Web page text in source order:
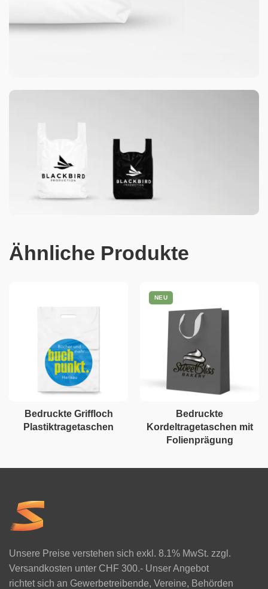
Ähnliche Produkte
Bedruckte Griffloch
Plastiktragetaschen
NEU
Bedruckte
Kordeltragetaschen mit
Folienprägung
Unsere Preise verstehen sich exkl. 8.1% MwSt. zzgl.
Versandkosten unter CHF 300.- Unser Angebot
richtet sich an Gewerbetreibende, Vereine, Behörden